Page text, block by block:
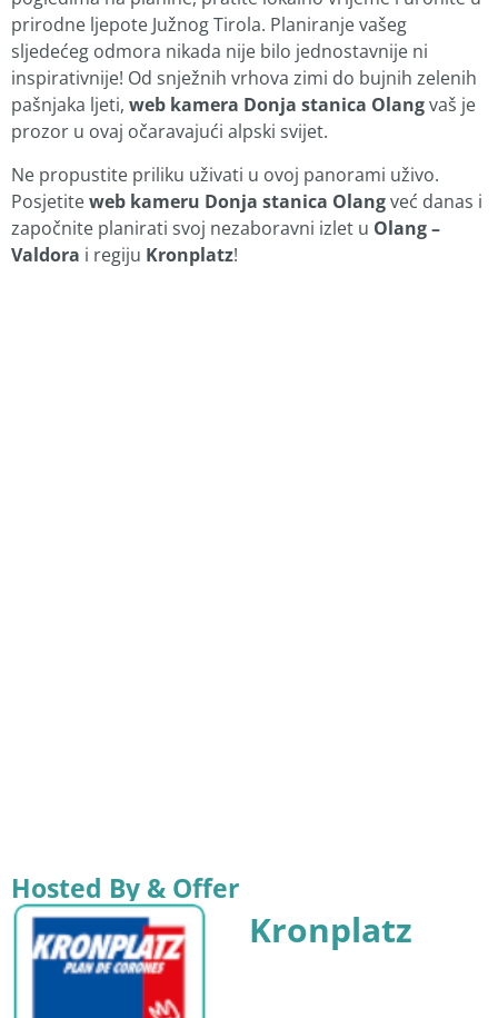
prirodne ljepote Južnog Tirola. Planiranje vašeg
sljedećeg odmora nikada nije bilo jednostavnije ni
inspirativnije! Od snježnih vrhova zimi do bujnih zelenih
pašnjaka ljeti, web kamera Donja stanica Olangvaš je
prozor u ovaj očaravajući alpski svijet.
Ne propustite priliku uživati u ovoj panorami uživo.
Posjetiteweb kameru Donja stanica Olangveć danas i
započnite planirati svoj nezaboravni izlet u Olang –
Valdora i regiju Kronplatz!
Hosted By & Offer
Kronplatz